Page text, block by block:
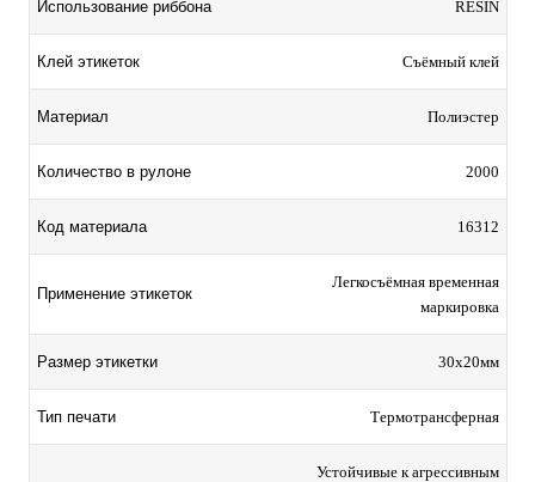
Использование риббона RESIN
Клей этикеток Съёмный клей
Материал Полиэстер
Количество в рулоне 2000
Код материала 16312
Применение этикеток
Легкосъёмная временная
маркировка
Размер этикетки 30х20мм
Тип печати Термотрансферная
Устойчивые к агрессивным